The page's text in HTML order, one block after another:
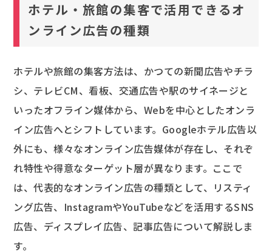
ホテル・旅館の集客で活用できるオ
ンライン広告の種類
ホテルや旅館の集客方法は、かつての新聞広告やチラ
シ、テレビCM、看板、交通広告や駅のサイネージと
いったオフライン媒体から、Webを中心としたオンラ
イン広告へとシフトしています。Googleホテル広告以
外にも、様々なオンライン広告媒体が存在し、それぞ
れ特性や得意なターゲット層が異なります。ここで
は、代表的なオンライン広告の種類として、リスティ
ング広告、InstagramやYouTubeなどを活用するSNS
広告、ディスプレイ広告、記事広告について解説しま
す。